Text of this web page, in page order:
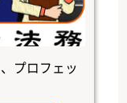
プロフェッ